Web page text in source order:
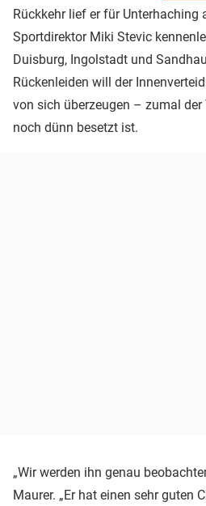
Rückkehr lief er für Unterhaching
Sportdirektor Miki Stevic
Duisburg, Ingolstadt und
Rückenleiden will der
von sich überzeugen – zumal
noch dünn besetzt ist.
„Wir werden ihn genau
Maurer. „Er hat einen sehr guten